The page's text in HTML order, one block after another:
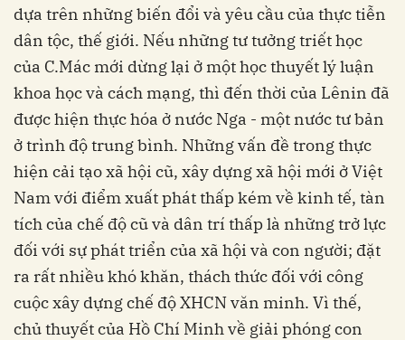
dựa trên những biến đổi và yêu cầu của thực tiễn
dân tộc, thế giới. Nếu những tư tưởng triết học
của C.Mác mới dừng lại ở một học thuyết lý luận
khoa học và cách mạng, thì đến thời của Lênin đã
được hiện thực hóa ở nước Nga - một nước tư bản
ở trình độ trung bình. Những vấn đề trong thực
hiện cải tạo xã hội cũ, xây dựng xã hội mới ở Việt
Nam với điểm xuất phát thấp kém về kinh tế, tàn
tích của chế độ cũ và dân trí thấp là những trở lực
đối với sự phát triển của xã hội và con người; đặt
ra rất nhiều khó khăn, thách thức đối với công
cuộc xây dựng chế độ XHCN văn minh. Vì thế,
chủ thuyết của Hồ Chí Minh về giải phóng con